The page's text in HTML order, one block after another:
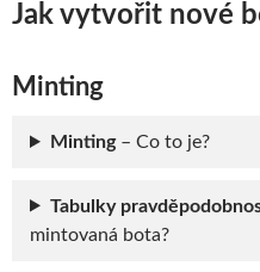
Jak vytvořit nové
Minting
Minting– Co to je?
Tabulky
mintovaná bota?